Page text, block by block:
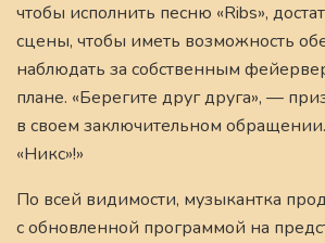
чтобы исполнить песню «Ribs»,
сцены, чтобы иметь возможность
наблюдать за собственным
плане. «Берегите друг друга», —
в своем заключительном
«Никс»!»
По всей видимости, музыкантка
с обновленной программой на